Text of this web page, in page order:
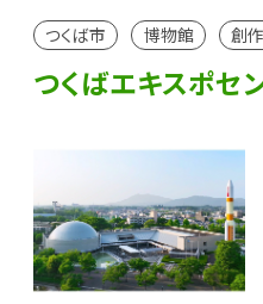
つくば市 博物館 創
つくばエキスポセ